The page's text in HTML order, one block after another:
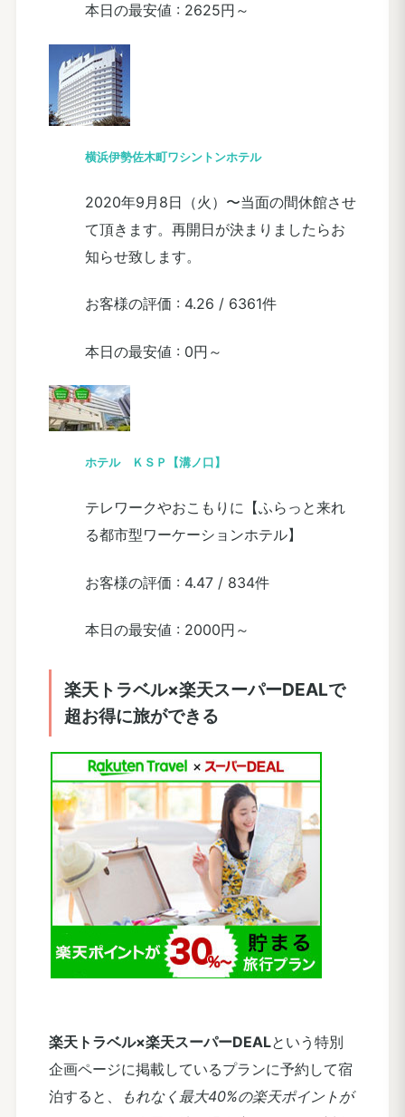
本日の最安値 : 2625円～
横浜伊勢佐木町ワシントンホテル
2020年9月8日（火）〜当面の間休館させ
て頂きます。再開日が決まりましたらお
知らせ致します。
お客様の評価 : 4.26 / 6361件
本日の最安値 : 0円～
ホテル ＫＳＰ【溝ノ口】
テレワークやおこもりに【ふらっと来れ
る都市型ワーケーションホテル】
お客様の評価 : 4.47/ 834件
本日の最安値 : 2000円～
楽天トラベル×楽天スーパーDEALで
超お得に旅ができる
楽天トラベル×楽天スーパーDEALという特別
企画ページに掲載しているプランに予約して宿
泊すると、
もれなく最大40%の楽天ポイントが